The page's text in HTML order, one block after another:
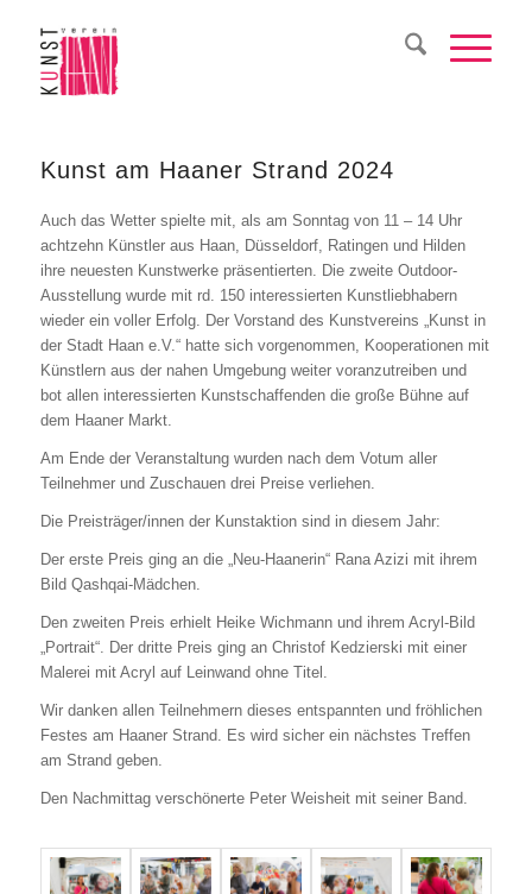
Kunst am Haaner Strand 2024
Auch das Wetter spielte mit, als am Sonntag von 11 – 14 Uhr
achtzehn Künstler aus Haan, Düsseldorf, Ratingen und Hilden
ihre neuesten Kunstwerke präsentierten. Die zweite Outdoor-
Ausstellung wurde mit rd. 150 interessierten Kunstliebhabern
wieder ein voller Erfolg. Der Vorstand des Kunstvereins „Kunst in
der Stadt Haan e.V.“ hatte sich vorgenommen, Kooperationen mit
Künstlern aus der nahen Umgebung weiter voranzutreiben und
bot allen interessierten Kunstschaffenden die große Bühne auf
dem Haaner Markt.
Am Ende der Veranstaltung wurden nach dem Votum aller
Teilnehmer und Zuschauen drei Preise verliehen.
Die Preisträger/innen der Kunstaktion sind in diesem Jahr:
Der erste Preis ging an die „Neu-Haanerin“ Rana Azizi mit ihrem
Bild Qashqai-Mädchen.
Den zweiten Preis erhielt Heike Wichmann und ihrem Acryl-Bild
„Portrait“. Der dritte Preis ging an Christof Kedzierski mit einer
Malerei mit Acryl auf Leinwand ohne Titel.
Wir danken allen Teilnehmern dieses entspannten und fröhlichen
Festes am Haaner Strand. Es wird sicher ein nächstes Treffen
am Strand geben.
Den Nachmittag verschönerte Peter Weisheit mit seiner Band.